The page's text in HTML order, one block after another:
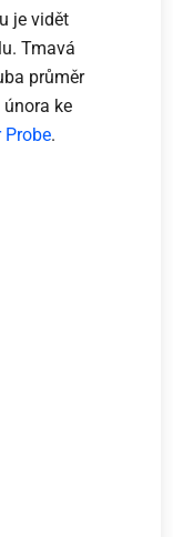
je vidět
Tmavá
průměr
února ke
Probe.